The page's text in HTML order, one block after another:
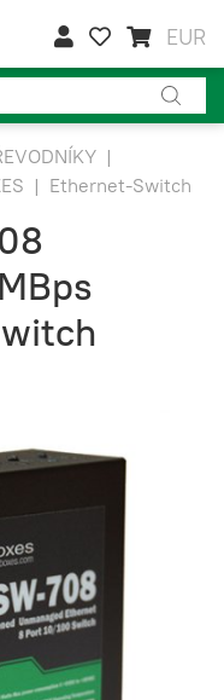
EUR
|
| Ethernet-Switch